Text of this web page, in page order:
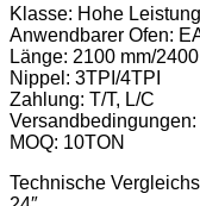
Klasse: Hohe Leistung
Anwendbarer Ofen:
Länge: 2100 mm/
Nippel: 3TPI/4TPI
Zahlung: T/T, L/C
MOQ: 10TON
Technische